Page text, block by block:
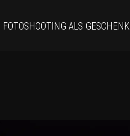
FOTOSHOOTING ALS GESCHENK